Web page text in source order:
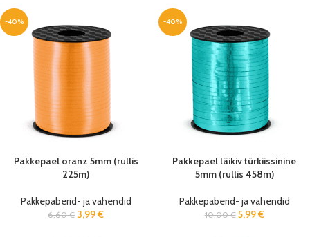
-40%
Pakkepael oranz 5mm (rullis
225m)
Pakkepaberid- ja vahendid
6,60€ 3,99€
-40%
Pakkepael läikiv türkiissinine
5mm (rullis 458m)
Pakkepaberid- ja vahendid
10,00€ 5,99€